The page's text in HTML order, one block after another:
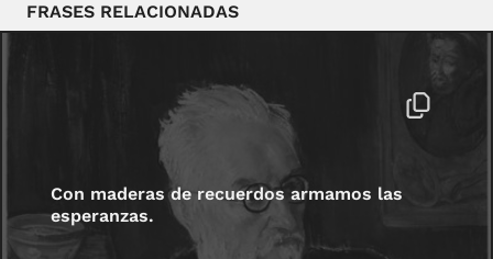
FRASES RELACIONADAS
Con maderas de recuerdos armamos las
esperanzas.